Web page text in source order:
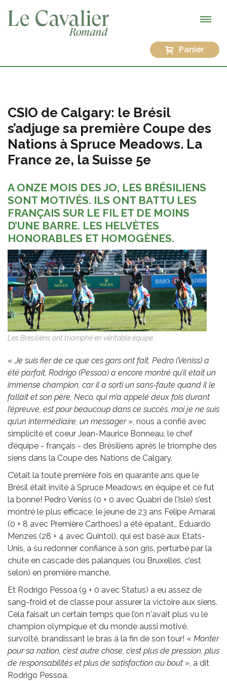
Panier
CSIO de Calgary: le Brésil
s’adjuge sa première Coupe des
Nations à Spruce Meadows. La
France 2e, la Suisse 5e
A ONZE MOIS DES JO, LES BRÉSILIENS
SONT MOTIVÉS. ILS ONT BATTU LES
FRANÇAIS SUR LE FIL ET DE MOINS
D’UNE BARRE. LES HELVÈTES
HONORABLES ET HOMOGÈNES.
Les Brésiliens ont triomphé en véritable équipe
« Je suis fier de ce que ces gars ont fait, Pedro (Veniss) a
été parfait, Rodrigo (Pessoa) a encore montré qu’il était un
immense champion, car il a sorti un sans-faute quand il le
fallait et son père, Neco, qui m’a appelé deux fois durant
l’épreuve, est pour beaucoup dans ce succès, moi je ne suis
qu’un intermédiaire, un messager », nous a confié avec
simplicité et coeur Jean-Maurice Bonneau, le chef
d’équipe - français - des Brésiliens après le triomphe des
siens dans la Coupe des Nations de Calgary.
C’était la toute première fois en quarante ans que le
Brésil était invité à Spruce Meadows en équipe et ce fut
la bonne! Pedro Veniss (0 + 0 avec Quabri de l’Isle) s’est
montré le plus efficace, le jeune de 23 ans Felipe Amaral
(0 + 8 avec Première Carthoes) a été épatant,, Eduardo
Menzes (28 + 4 avec Quintol), qui est basé aux Etats-
Unis, a su redonner confiance à son gris, perturbé par la
chute en cascade des palanques (ou Bruxelles, c’est
selon) en première manche.
Et Rodrigo Pessoa (9 + 0 avec Status) a eu assez de
sang-froid et de classe pour assurer la victoire aux siens.
Cela faisait un certain temps que l’on n'avait plus vu le
champion olympique et du monde aussi motivé,
survolté, brandissant le bras à la fin de son tour! « Monter
pour sa nation, c’est autre chose, c’est plus de pression, plus
de responsabilités et plus de satisfaction au bout », a dit
Rodrigo Pessoa.